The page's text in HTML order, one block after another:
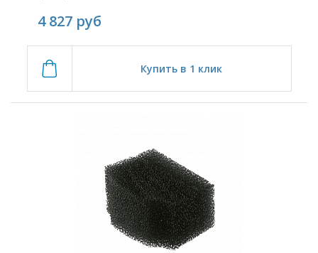
4 827 руб
Купить в 1 клик